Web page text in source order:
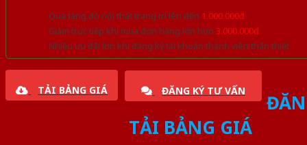
Quà tặng đồ nội thất trang trí lên đến 1.000.000đ
Giảm trực tiếp khi mua đơn hàng lớn hơn 3.000.000đ
Nhiều ưu đãi lớn khi đăng ký tài khoản thành viên thân thiết
TẢI BẢNG GIÁ ĐĂNG KÝ TƯ VẤN
TẢI BẢNG GIÁ